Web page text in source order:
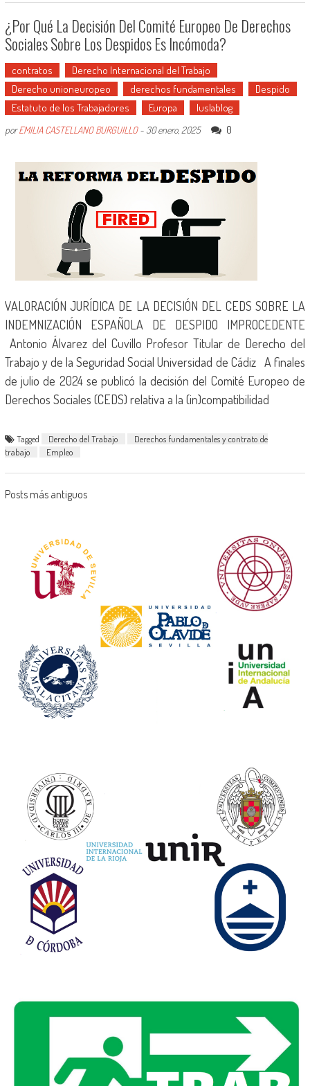
¿Por Qué La Decisión Del Comité Europeo De Derechos
Sociales Sobre Los Despidos Es Incómoda?
contratos
Derecho Internacional del Trabajo
Derecho unioneuropeo
derechos fundamentales
Despido
Estatuto de los Trabajadores
Europa Iuslablog
porEMILIA CASTELLANO BURGUILLO- 30 enero, 2025 0
VALORACIÓN JURÍDICA DE LA DECISIÓN DEL CEDS SOBRE LA
INDEMNIZACIÓN ESPAÑOLA DE DESPIDO IMPROCEDENTE
Antonio Álvarez del Cuvillo Profesor Titular de Derecho del
Trabajo y de la Seguridad Social Universidad de Cádiz A finales
de julio de 2024 se publicó la decisión del Comité Europeo de
Derechos Sociales (CEDS) relativa a la (in)compatibilidad
Tagged Derecho del Trabajo
Derechos fundamentales y contrato de
trabajo
Empleo
Posts más antiguos